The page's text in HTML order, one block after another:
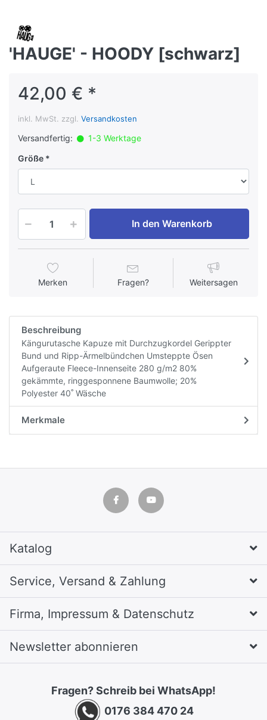
'HAUGE' - HOODY [schwarz]
42,00 € *
inkl. MwSt. zzgl. Versandkosten
Versandfertig:
1-3 Werktage
Größe
In den Warenkorb
Merken Fragen? Weitersagen
Beschreibung
Kängurutasche Kapuze mit Durchzugkordel Gerippter
Bund und Ripp-Ärmelbündchen Umsteppte Ösen
Aufgeraute Fleece-Innenseite 280 g/m2 80%
gekämmte, ringgesponnene Baumwolle; 20%
Polyester 40˚ Wäsche
Merkmale
Katalog
Service, Versand & Zahlung
Firma, Impressum & Datenschutz
Newsletter abonnieren
Fragen? Schreib bei WhatsApp!
0176 384 470 24